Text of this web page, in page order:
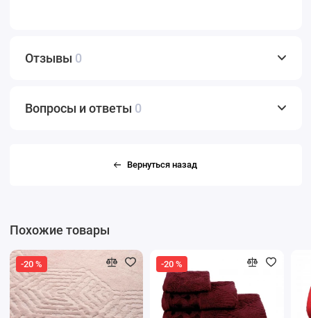
Отзывы 0
Вопросы и ответы 0
Вернуться назад
Похожие товары
-20 % -20 %